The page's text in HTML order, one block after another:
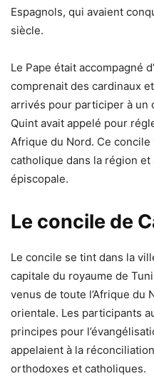
Espagnols, qui avaient
siècle.
Le Pape était accompagné
comprenait des cardinaux
arrivés pour participer à un
Quint avait appelé pour
Afrique du Nord. Ce concile
catholique dans la région
épiscopale.
Le concile de
Le concile se tint dans la
capitale du royaume de
venus de toute l’Afrique du
orientale. Les participants
principes pour
appelaient à la
orthodoxes et catholiques.